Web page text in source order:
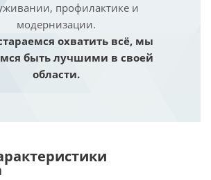
профилактике и
модернизации.
охватить всё, мы
быть лучшими в своей
области.